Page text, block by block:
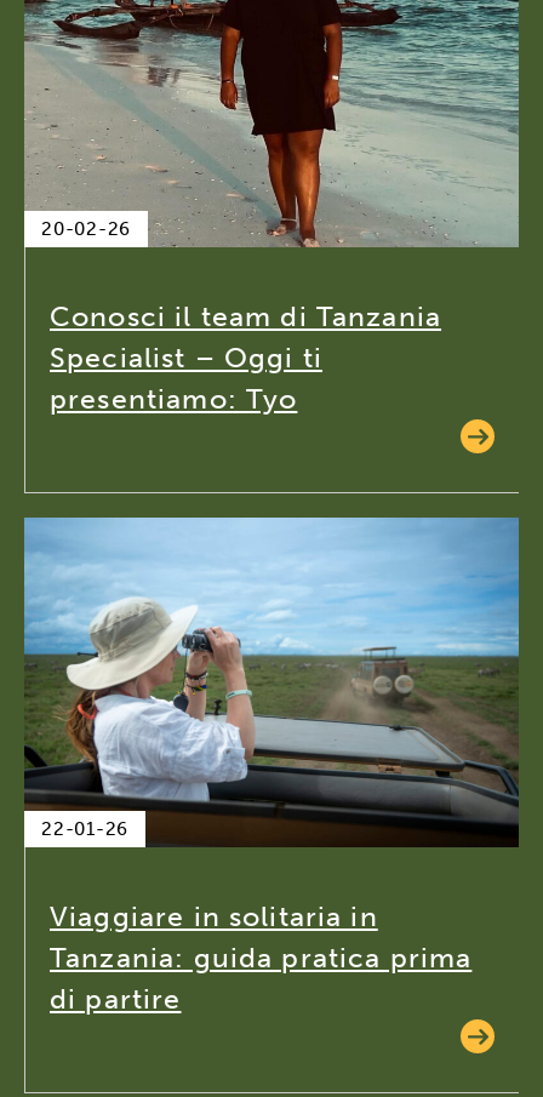
20-02-26
Conosci il team di Tanzania
Specialist – Oggi ti
presentiamo: Tyo
22-01-26
Viaggiare in solitaria in
Tanzania: guida pratica prima
di partire